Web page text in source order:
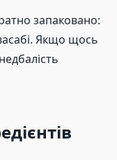
запаковано:
Якщо щось